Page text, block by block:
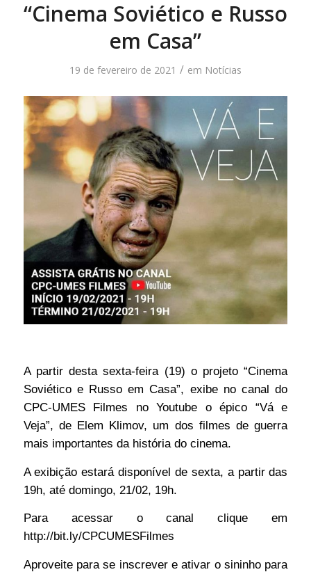
“Cinema Soviético e Russo
em Casa”
19 de fevereiro de 2021 / em Notícias
A partir desta sexta-feira (19) o projeto “Cinema
Soviético e Russo em Casa”, exibe no canal do
CPC-UMES Filmes no Youtube o épico “Vá e
Veja”, de Elem Klimov, um dos filmes de guerra
mais importantes da história do cinema.
A exibição estará disponível de sexta, a partir das
19h, até domingo, 21/02, 19h.
Para acessar o canal clique em
http://bit.ly/CPCUMESFilmes
Aproveite para se inscrever e ativar o sininho para